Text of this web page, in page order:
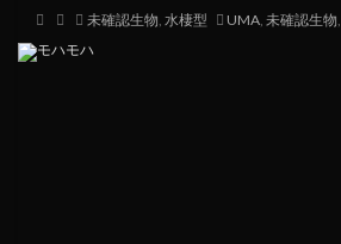
未確認生物, 水棲型 UMA, 未確認生物,